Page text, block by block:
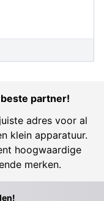
partner!
adres voor al
klein apparatuur.
hoogwaardige
merken.